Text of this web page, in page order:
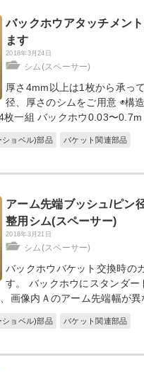
バックホウアタッチメン
ます
2018年3月24日
シム(スペーサー)
厚さ4mm以上は1枚から承っ
径、厚さのシムをご用意 ◉構
枚一組 バックホウ0.03〜0.7m
ショベル)部品 バケット関連部品
アーム先端ブッシュ/ピン
整用シム(スペーサー)
2018年3月21日
シム(スペーサー)
バックホウバケット交換時の
す。 バックホウにスタンダ
画像内Ａのアーム先端幅が異
ショベル)部品 バケット関連部品